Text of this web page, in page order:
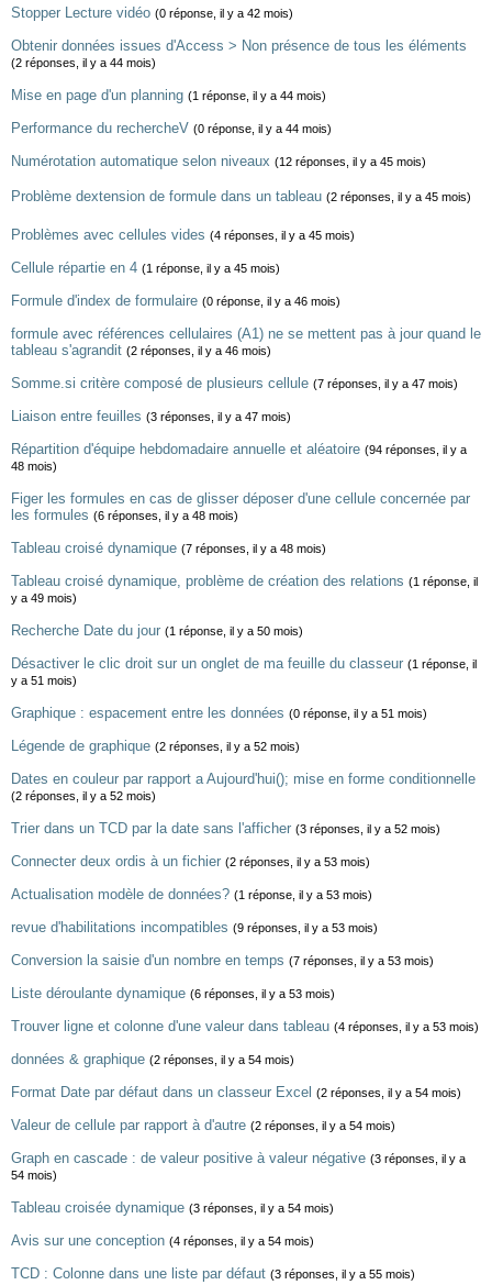
Stopper Lecture vidéo (0 réponse, il y a 42 mois)
Obtenir données issues d'Access > Non présence de tous les éléments
(2 réponses, il y a 44 mois)
Mise en page d'un planning (1 réponse, il y a 44 mois)
Performance du rechercheV (0 réponse, il y a 44 mois)
Numérotation automatique selon niveaux (12 réponses, il y a 45 mois)
Problème dextension de formule dans un tableau (2 réponses, il y a 45 mois)
Problèmes avec cellules vides (4 réponses, il y a 45 mois)
Cellule répartie en 4 (1 réponse, il y a 45 mois)
Formule d'index de formulaire (0 réponse, il y a 46 mois)
formule avec références cellulaires (A1) ne se mettent pas à jour quand le
tableau s'agrandit (2 réponses, il y a 46 mois)
Somme.si critère composé de plusieurs cellule (7 réponses, il y a 47 mois)
Liaison entre feuilles (3 réponses, il y a 47 mois)
Répartition d'équipe hebdomadaire annuelle et aléatoire (94 réponses, il y a
48 mois)
Figer les formules en cas de glisser déposer d'une cellule concernée par
les formules (6 réponses, il y a 48 mois)
Tableau croisé dynamique (7 réponses, il y a 48 mois)
Tableau croisé dynamique, problème de création des relations (1 réponse, il
y a 49 mois)
Recherche Date du jour (1 réponse, il y a 50 mois)
Désactiver le clic droit sur un onglet de ma feuille du classeur (1 réponse, il
y a 51 mois)
Graphique : espacement entre les données (0 réponse, il y a 51 mois)
Légende de graphique (2 réponses, il y a 52 mois)
Dates en couleur par rapport a Aujourd'hui(); mise en forme conditionnelle
(2 réponses, il y a 52 mois)
Trier dans un TCD par la date sans l'afficher (3 réponses, il y a 52 mois)
Connecter deux ordis à un fichier (2 réponses, il y a 53 mois)
Actualisation modèle de données? (1 réponse, il y a 53 mois)
revue d'habilitations incompatibles (9 réponses, il y a 53 mois)
Conversion la saisie d'un nombre en temps (7 réponses, il y a 53 mois)
Liste déroulante dynamique (6 réponses, il y a 53 mois)
Trouver ligne et colonne d'une valeur dans tableau (4 réponses, il y a 53 mois)
données & graphique (2 réponses, il y a 54 mois)
Format Date par défaut dans un classeur Excel (2 réponses, il y a 54 mois)
Valeur de cellule par rapport à d'autre (2 réponses, il y a 54 mois)
Graph en cascade : de valeur positive à valeur négative (3 réponses, il y a
54 mois)
Tableau croisée dynamique (3 réponses, il y a 54 mois)
Avis sur une conception (4 réponses, il y a 54 mois)
TCD : Colonne dans une liste par défaut (3 réponses, il y a 55 mois)